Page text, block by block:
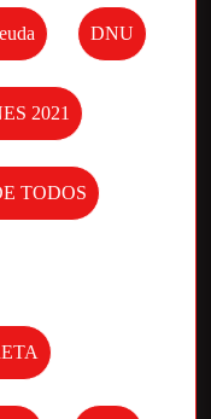
DNU
2021
TODOS